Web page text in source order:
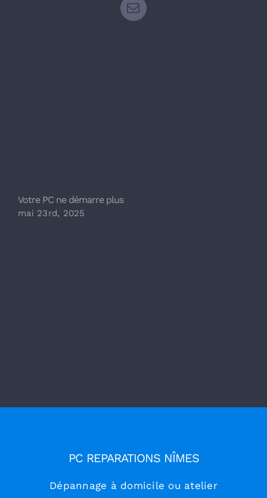
Email
Votre PC ne démarre plus
mai 23rd, 2025
PC REPARATIONS NÎMES
Dépannage à domicile ou atelier